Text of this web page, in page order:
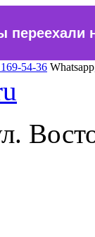
переехали
54-36